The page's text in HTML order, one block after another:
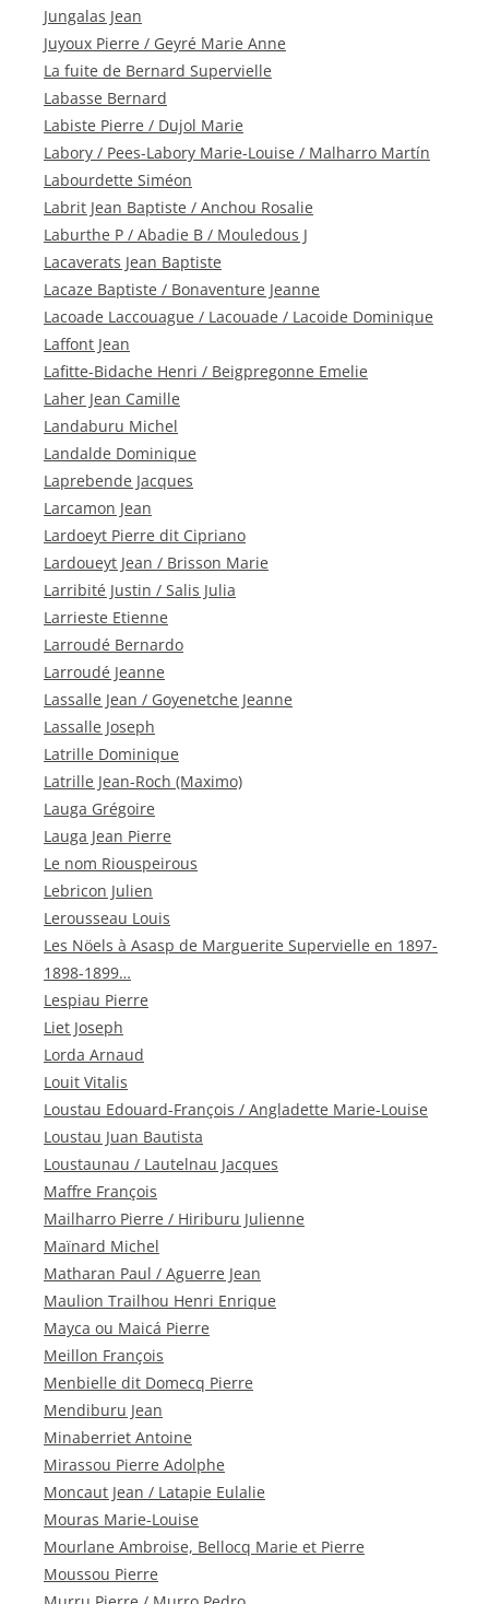
Jungalas Jean
Juyoux Pierre / Geyré Marie Anne
La fuite de Bernard Supervielle
Labasse Bernard
Labiste Pierre / Dujol Marie
Labory / Pees-Labory Marie-Louise / Malharro Martín
Labourdette Siméon
Labrit Jean Baptiste / Anchou Rosalie
Laburthe P / Abadie B / Mouledous J
Lacaverats Jean Baptiste
Lacaze Baptiste / Bonaventure Jeanne
Lacoade Laccouague / Lacouade / Lacoide Dominique
Laffont Jean
Lafitte-Bidache Henri / Beigpregonne Emelie
Laher Jean Camille
Landaburu Michel
Landalde Dominique
Laprebende Jacques
Larcamon Jean
Lardoeyt Pierre dit Cipriano
Lardoueyt Jean / Brisson Marie
Larribité Justin / Salis Julia
Larrieste Etienne
Larroudé Bernardo
Larroudé Jeanne
Lassalle Jean / Goyenetche Jeanne
Lassalle Joseph
Latrille Dominique
Latrille Jean-Roch (Maximo)
Lauga Grégoire
Lauga Jean Pierre
Le nom Riouspeirous
Lebricon Julien
Lerousseau Louis
Les Nöels à Asasp de Marguerite Supervielle en 1897-
1898-1899…
Lespiau Pierre
Liet Joseph
Lorda Arnaud
Louit Vitalis
Loustau Edouard-François / Angladette Marie-Louise
Loustau Juan Bautista
Loustaunau / Lautelnau Jacques
Maffre François
Mailharro Pierre / Hiriburu Julienne
Maïnard Michel
Matharan Paul / Aguerre Jean
Maulion Trailhou Henri Enrique
Mayca ou Maicá Pierre
Meillon François
Menbielle dit Domecq Pierre
Mendiburu Jean
Minaberriet Antoine
Mirassou Pierre Adolphe
Moncaut Jean / Latapie Eulalie
Mouras Marie-Louise
Mourlane Ambroise, Bellocq Marie et Pierre
Moussou Pierre